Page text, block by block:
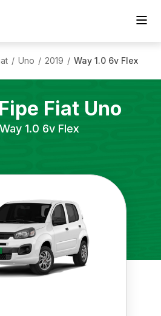
/ Uno / 2019 / Way 1.0 6v Flex
Fiat Uno
Way 1.0 6v Flex